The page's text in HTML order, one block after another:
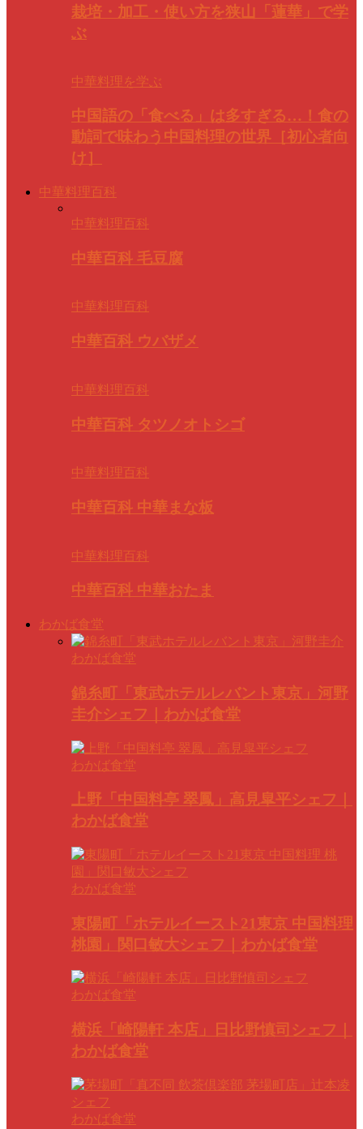
栽培・加工・使い方を狭山「蓮華」で学
ぶ
中華料理を学ぶ
中国語の「食べる」は多すぎる…！食の
動詞で味わう中国料理の世界［初心者向
け］
中華料理百科
中華料理百科
中華百科 毛豆腐
中華料理百科
中華百科 ウバザメ
中華料理百科
中華百科 タツノオトシゴ
中華料理百科
中華百科 中華まな板
中華料理百科
中華百科 中華おたま
わかば食堂
わかば食堂
錦糸町「東武ホテルレバント東京」河野
圭介シェフ｜わかば食堂
わかば食堂
上野「中国料亭 翠鳳」高見皐平シェフ｜
わかば食堂
わかば食堂
東陽町「ホテルイースト21東京 中国料理
桃園」関口敏大シェフ｜わかば食堂
わかば食堂
横浜「崎陽軒 本店」日比野慎司シェフ｜
わかば食堂
わかば食堂